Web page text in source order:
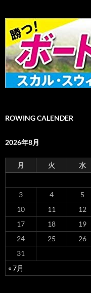
ROWING CALENDER
2026年8月
月 火 水
« 7月
3
4 5
10
11 12
17
18 19
24
25 26
31